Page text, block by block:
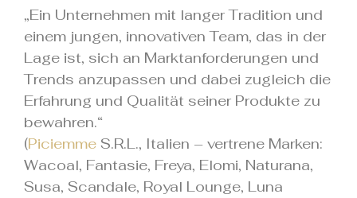
„Ein Unternehmen mit langer Tradition und
einem jungen, innovativen Team, das in der
Lage ist, sich an Marktanforderungen und
Trends anzupassen und dabei zugleich die
Erfahrung und Qualität seiner Produkte zu
bewahren.“
(PiciemmeS.R.L., Italien – vertrene Marken:
Wacoal, Fantasie, Freya, Elomi, Naturana,
Susa, Scandale, Royal Lounge, Luna